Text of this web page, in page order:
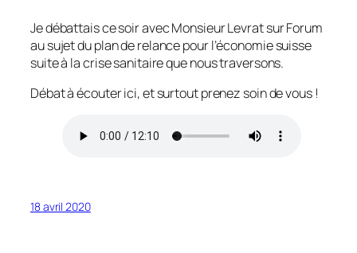
Je débattais ce soir avec Monsieur Levrat sur Forum
au sujet du plan de relance pour l’économie suisse
suite à la crise sanitaire que nous traversons.
Débat à écouter ici, et surtout prenez soin de vous !
18 avril 2020